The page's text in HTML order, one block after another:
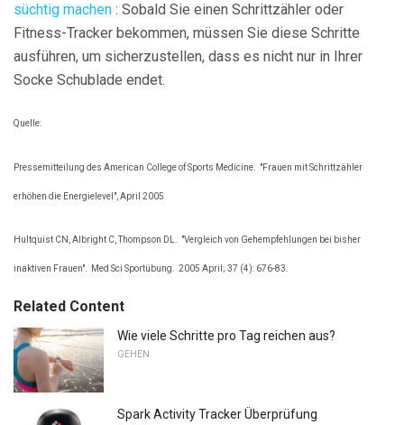
süchtig machen : Sobald Sie einen Schrittzähler oder
Fitness-Tracker bekommen, müssen Sie diese Schritte
ausführen, um sicherzustellen, dass es nicht nur in Ihrer
Socke Schublade endet.
Quelle:
Pressemitteilung des American College of Sports Medicine. "Frauen mit Schrittzähler
erhöhen die Energielevel", April 2005
Hultquist CN, Albright C, Thompson DL. "Vergleich von Gehempfehlungen bei bisher
inaktiven Frauen". Med Sci Sportübung. 2005 April; 37 (4): 676-83.
Related Content
Wie viele Schritte pro Tag reichen aus?
GEHEN
Spark Activity Tracker Überprüfung